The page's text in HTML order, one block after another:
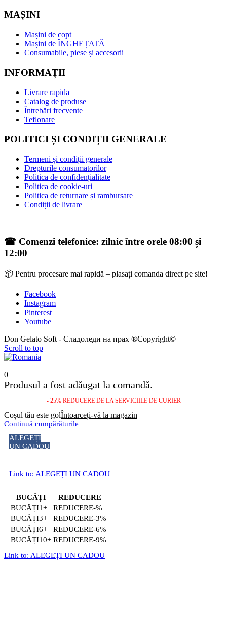
MAȘINI
Mașini de copt
Mașini de ÎNGHEȚATĂ
Consumabile, piese și accesorii
INFORMAȚII
Livrare rapida
Catalog de produse
Întrebări frecvente
Teflonare
POLITICI ȘI CONDIȚII GENERALE
Termeni și condiții generale
Drepturile consumatorilor
Politica de confidențialitate
Politica de cookie-uri
Politica de returnare și rambursare
Condiții de livrare
☎ Comenzi telefonice: zilnic între orele 08:00 și
12:00
📦 Pentru procesare mai rapidă – plasați comanda direct pe site!
Facebook
Instagram
Pinterest
Youtube
Don Gelato Soft - Сладоледи на прах ®Copyright©
Scroll to top
0
Produsul a fost adăugat la comandă.
- 25% REDUCERE DE LA SERVICIILE DE CURIER
Coșul tău este golÎntoarceți-vă la magazin
Continuă cumpărăturile
ALEGEȚI
UN CADOU
Link to: ALEGEȚI UN CADOU
BUCĂȚI
REDUCERE
1+
-%
3+
-3%
6+
-6%
10+
-9%
Link to: ALEGEȚI UN CADOU